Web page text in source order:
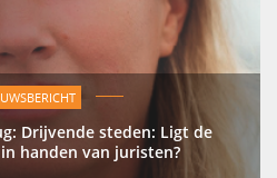
Drijvende steden: Ligt de
handen van juristen?